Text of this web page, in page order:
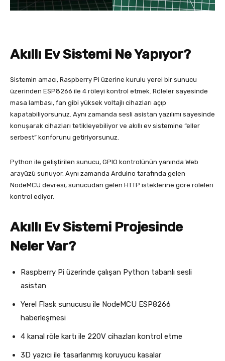
Akıllı Ev Sistemi Ne Yapıyor?
Sistemin amacı, Raspberry Pi üzerine kurulu yerel bir sunucu
üzerinden ESP8266 ile 4 röleyi kontrol etmek. Röleler sayesinde
masa lambası, fan gibi yüksek voltajlı cihazları açıp
kapatabiliyorsunuz. Aynı zamanda sesli asistan yazılımı sayesinde
konuşarak cihazları tetikleyebiliyor ve akıllı ev sistemine “eller
serbest” konforunu getiriyorsunuz.
Python ile geliştirilen sunucu, GPIO kontrolünün yanında Web
arayüzü sunuyor. Aynı zamanda Arduino tarafında gelen
NodeMCU devresi, sunucudan gelen HTTP isteklerine göre röleleri
kontrol ediyor.
Akıllı Ev Sistemi Projesinde
Neler Var?
Raspberry Pi üzerinde çalışan Python tabanlı sesli
asistan
Yerel Flask sunucusu ile NodeMCU ESP8266
haberleşmesi
4 kanal röle kartı ile 220V cihazları kontrol etme
3D yazıcı ile tasarlanmış koruyucu kasalar